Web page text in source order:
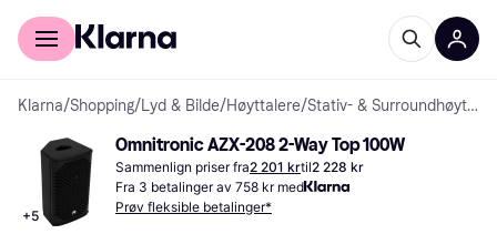
For kunder
Klarna/Shopping/Lyd & Bilde/Høyttalere/ Stativ- & Surroundhøyttalere
+5
Omnitronic AZX-208 2-Way Top 100W
Sammenlign priser fra2 201 krtil2 228 kr
Fra 3 betalinger av 758 kr med
Prøv fleksible betalinger*